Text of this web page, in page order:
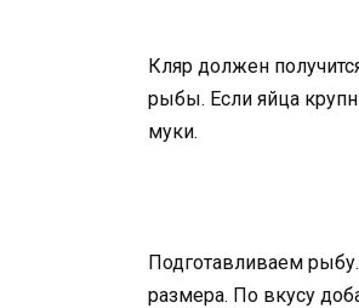
Кляр должен
рыбы. Если яйца
муки.
Подготавливаем
размера. По вкусу